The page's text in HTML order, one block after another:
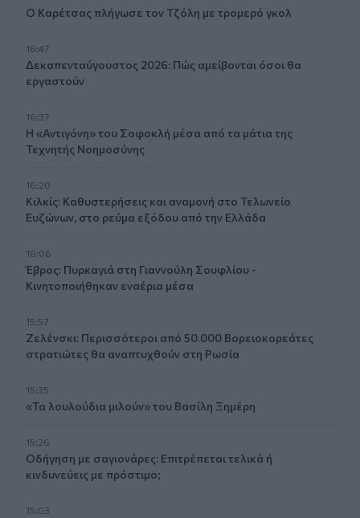
Ο Καρέτσας πλήγωσε τον Τζόλη με τρομερό γκολ
16:47
Δεκαπενταύγουστος 2026: Πώς αμείβονται όσοι θα
εργαστούν
16:37
Η «Αντιγόνη» του Σοφοκλή μέσα από τα μάτια της
Τεχνητής Νοημοσύνης
16:20
Κιλκίς: Καθυστερήσεις και αναμονή στο Τελωνείο
Ευζώνων, στο ρεύμα εξόδου από την Ελλάδα
16:06
Έβρος: Πυρκαγιά στη Γιαννούλη Σουφλίου -
Κινητοποιήθηκαν εναέρια μέσα
15:57
Ζελένσκι: Περισσότεροι από 50.000 Βορειοκορεάτες
στρατιώτες θα αναπτυχθούν στη Ρωσία
15:35
«Τα λουλούδια μιλούν» του Βασίλη Ξημέρη
15:26
Οδήγηση με σαγιονάρες: Επιτρέπεται τελικά ή
κινδυνεύεις με πρόστιμο;
15:03